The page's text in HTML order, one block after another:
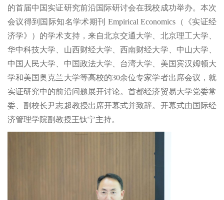
的首届中国实证研究前沿国际研讨会在我校成功举办。本次
会议得到国际知名学术期刊 Empirical Economics（《实证经
济学》）的学术支持，来自北京交通大学、北京理工大学、
华中科技大学、山西财经大学、西南财经大学、中山大学、
中国人民大学、中国政法大学、台湾大学、美国宾汉姆顿大
学和美国奥克兰大学等高校的30余位专家学者出席会议，就
实证研究中的前沿问题展开讨论。首都经济贸易大学党委常
委、副校长尹志超教授出席开幕式并致辞。开幕式由国际经
济管理学院副教授王钛宁主持。